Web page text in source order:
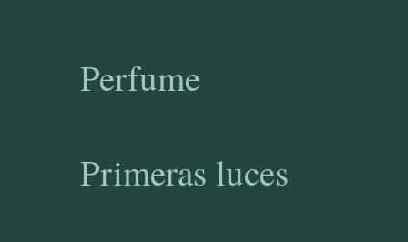
Perfume
Primeras luces